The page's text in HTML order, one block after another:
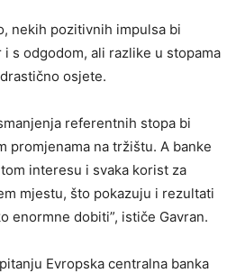
nekih pozitivnih impulsa bi
s odgodom, ali razlike u stopama
osjete.
referentnih stopa bi
promjenama na tržištu. A banke
interesu i svaka korist za
mjestu, što pokazuju i rezultati
enormne dobiti”, ističe Gavran.
Evropska centralna banka